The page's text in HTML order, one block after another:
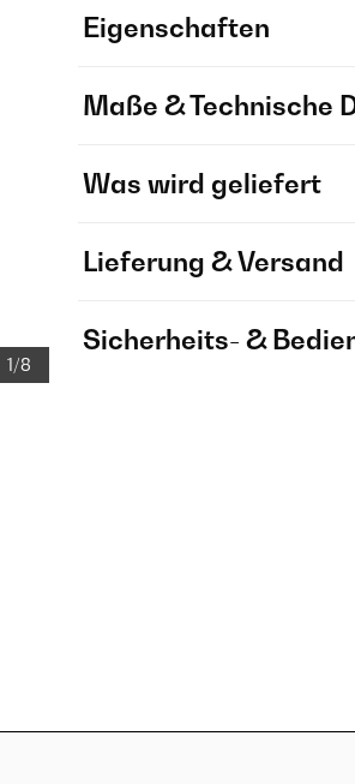
1/8
Eigenschaften
Maße & Technische
Was wird geliefert
Lieferung & Versand
Sicherheits- &